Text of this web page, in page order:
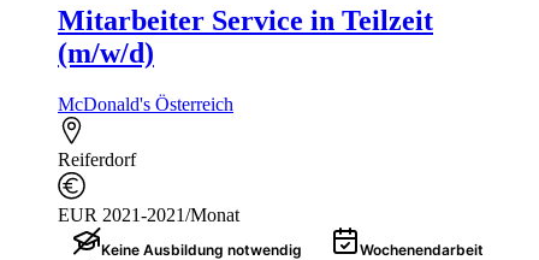
Mitarbeiter Service in Teilzeit
(m/w/d)
McDonald's Österreich
Reiferdorf
EUR 2021-2021/Monat
Keine Ausbildung notwendig
Wochenendarbeit